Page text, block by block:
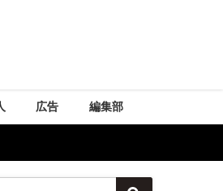
広告 編集部